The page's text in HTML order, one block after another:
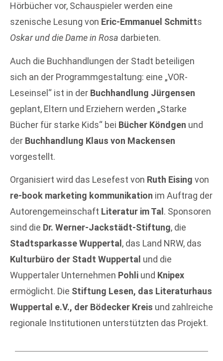
Hörbücher vor, Schauspieler werden eine
szenische Lesung von Eric-Emmanuel Schmitts
Oskar und die Dame in Rosa darbieten.
Auch die Buchhandlungen der Stadt beteiligen
sich an der Programmgestaltung: eine „VOR-
Leseinsel“ ist in der Buchhandlung Jürgensen
geplant, Eltern und Erziehern werden „Starke
Bücher für starke Kids“ bei Bücher Köndgen und
der Buchhandlung Klaus von Mackensen
vorgestellt.
Organisiert wird das Lesefest von Ruth Eising von
re-book marketing kommunikation im Auftrag der
Autorengemeinschaft Literatur im Tal . Sponsoren
sind die Dr. Werner-Jackstädt-Stiftung, die
Stadtsparkasse Wuppertal , das Land NRW, das
Kulturbüro der Stadt Wuppertal und die
Wuppertaler Unternehmen Pohli und Knipex
ermöglicht. Die Stiftung Lesen, das Literaturhaus
Wuppertal e.V., der Bödecker Kreis und zahlreiche
regionale Institutionen unterstützten das Projekt.